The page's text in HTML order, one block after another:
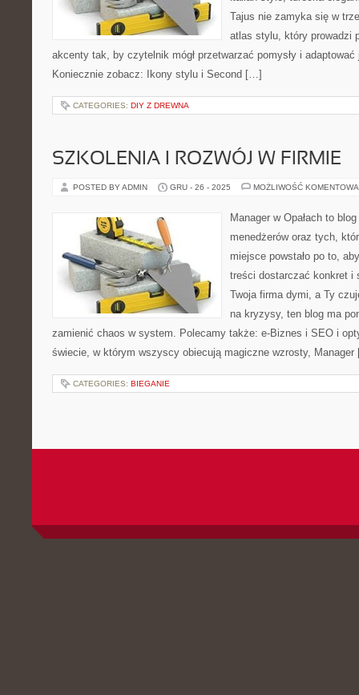
Tajus nie zamyka się w
atlas stylu, który prowadzi
akcenty tak, by czytelnik mógł przetwarzać pomysły i adaptować
Koniecznie zobacz: Ikony stylu i Second […]
CATEGORIES: DIY Z DREWNA
SZKOLENIA I ROZWÓJ W FIRMIE
POSTED BY ADMIN GRU - 26 - 2025 MOŻLIWOŚĆ
Manager w Opałach to
menedżerów oraz tych,
miejsce powstało po to,
treści dostarczać konkret i
Twoja firma dymi, a Ty
na kryzysy, ten blog ma
zamienić chaos w system. Polecamy także: e-Biznes i SEO i
świecie, w którym wszyscy obiecują magiczne wzrosty,
CATEGORIES: BIEGANIE